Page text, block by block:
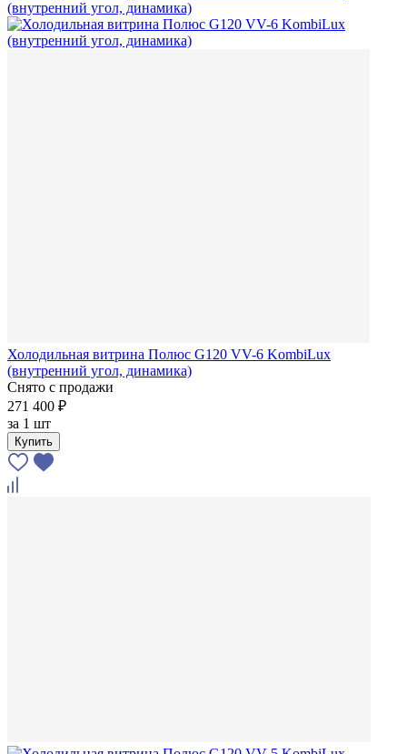
Холодильная витрина Полюс G120 VV-6 KombiLux
(внутренний угол, динамика)
Снято с продажи
271 400 ₽
за 1 шт
Купить